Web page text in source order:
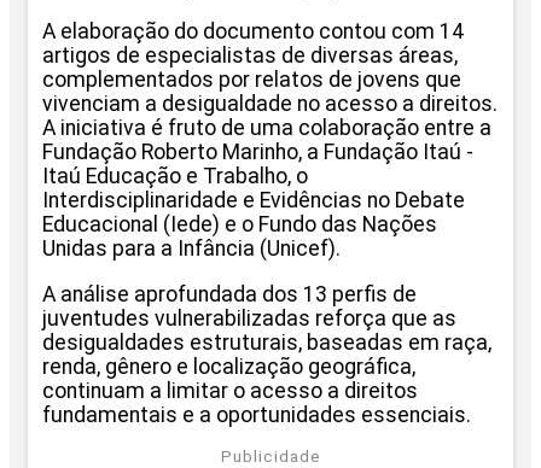
A elaboração do documento contou com 14
artigos de especialistas de diversas áreas,
complementados por relatos de jovens que
vivenciam a desigualdade no acesso a direitos.
A iniciativa é fruto de uma colaboração entre a
Fundação Roberto Marinho, a Fundação Itaú -
Itaú Educação e Trabalho, o
Interdisciplinaridade e Evidências no Debate
Educacional (Iede) e o Fundo das Nações
Unidas para a Infância (Unicef).
A análise aprofundada dos 13 perfis de
juventudes vulnerabilizadas reforça que as
desigualdades estruturais, baseadas em raça,
renda, gênero e localização geográfica,
continuam a limitar o acesso a direitos
fundamentais e a oportunidades essenciais.
Publicidade